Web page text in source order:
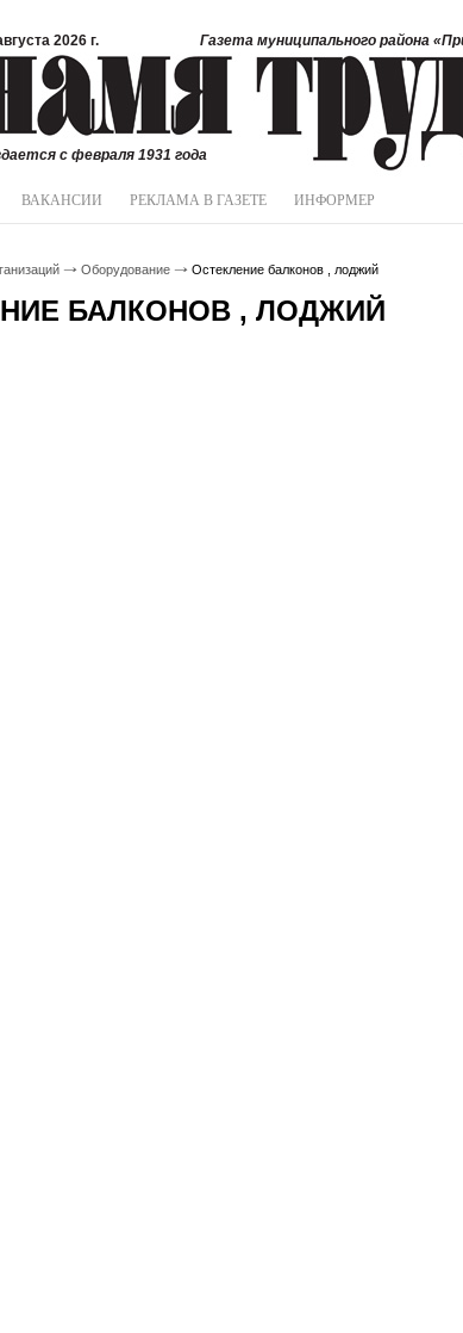
2026 г.
Газета муниципального района
с февраля 1931 года
ВАКАНСИИ РЕКЛАМА В ГАЗЕТЕ ИНФОРМЕР
Оборудование Остекление балконов , лоджий
БАЛКОНОВ , ЛОДЖИЙ